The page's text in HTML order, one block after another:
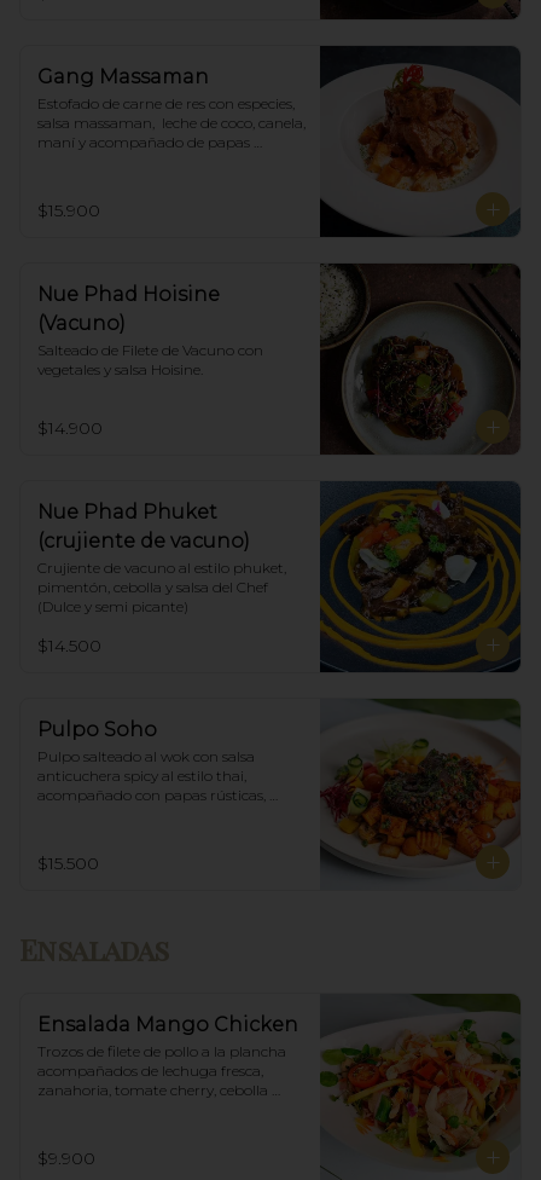
Gang Massaman
Estofado de carne de res con especies,
salsa massaman,  leche de coco, canela,
maní y acompañado de papas
$15.900
Nue Phad Hoisine
(Vacuno)
Salteado de Filete de Vacuno con
vegetales y salsa Hoisine.
$14.900
Nue Phad Phuket
(crujiente de vacuno)
Crujiente de vacuno al estilo phuket,
pimentón, cebolla y salsa del Chef
(Dulce y semi picante)
$14.500
Pulpo Soho
Pulpo salteado al wok con salsa
anticuchera spicy al estilo thai,
acompañado con papas rústicas,
$15.500
Ensaladas
Ensalada Mango Chicken
Trozos de filete de pollo a la plancha
acompañados de lechuga fresca,
zanahoria, tomate cherry, cebolla
$9.900